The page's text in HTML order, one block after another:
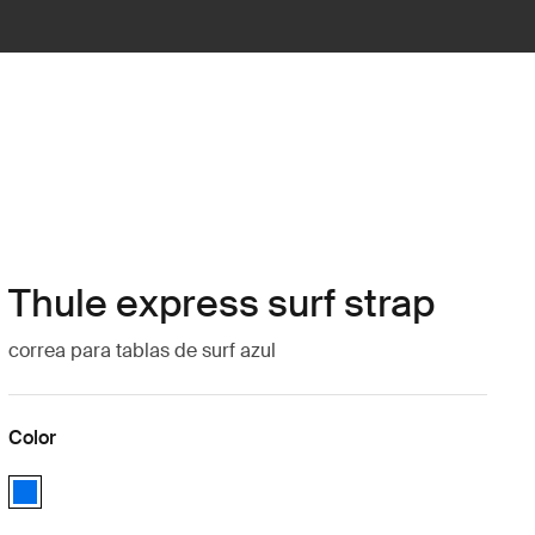
Thule express surf strap
correa para tablas de surf azul
Color
Thule express surf strap Azul (selected)